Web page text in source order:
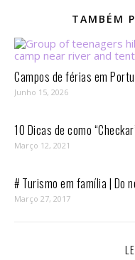
TAMBÉM
Campos de férias em
Junho 15, 2026
10 Dicas de como
Março 12, 2021
# Turismo em família | Do
Março 27, 2017